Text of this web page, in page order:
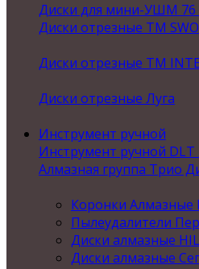
Диски для мини-УШМ
Диски отрезные ТМ
Диски отрезные ТМ
Диски отрезные Луга
Инструмент ручной
Инструмент ручной DLT
Алмазная группа Трио
Коронки
Пылеудалители
Диски алмазные
Диски алмазные